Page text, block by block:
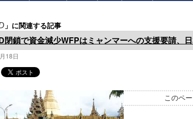
」に関連する記事
閉鎖で資金減少WFPはミャンマーへの支援要請、
18日
このペ